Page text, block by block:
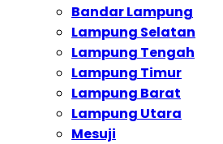
Bandar Lampung
Lampung Selatan
Lampung Tengah
Lampung Timur
Lampung Barat
Lampung Utara
Mesuji